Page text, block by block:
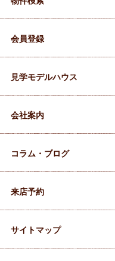
会員登録
見学モデルハウス
会社案内
コラム・ブログ
来店予約
サイトマップ